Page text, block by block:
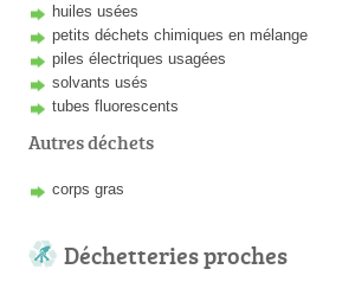
huiles usées
petits déchets chimiques en mélange
piles électriques usagées
solvants usés
tubes fluorescents
Autres déchets
corps gras
Déchetteries proches